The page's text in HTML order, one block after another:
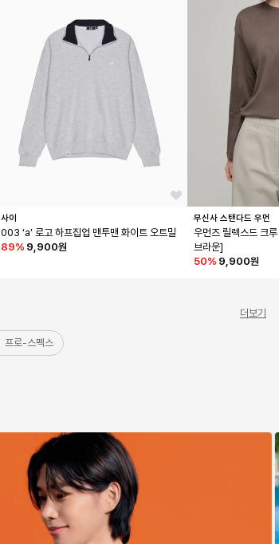
사이
003 ‘a’ 로고 하프집업 맨투맨 화이트 오트밀
89% 9,900원
무신사 스탠다드 우먼
우먼즈 릴렉스드 크
브라운]
50% 9,900원
더보기
프로-스펙스